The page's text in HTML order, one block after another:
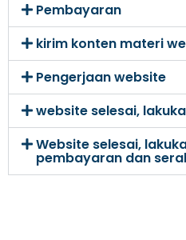
Pembayaran
kirim konten materi
Pengerjaan website
website selesai,
Website selesai,
pembayaran dan